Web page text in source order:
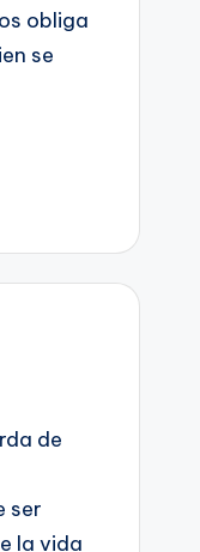
obliga
se
de
ser
la vida